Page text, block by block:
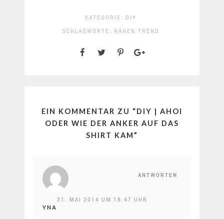
KATEGORIE: DIY
SCHLAGWORTE: NÄHEN TREND
EIN KOMMENTAR ZU “DIY | AHOI
ODER WIE DER ANKER AUF DAS
SHIRT KAM”
ANTWORTEN
YNA
31. MAI 2014 UM 18:47 UHR